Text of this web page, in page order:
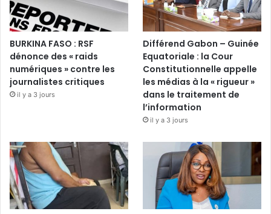
BURKINA FASO : RSF
dénonce des « raids
numériques » contre les
journalistes critiques
il y a 3 jours
Différend Gabon – Guinée
Equatoriale : la Cour
Constitutionnelle appelle
les médias à la « rigueur »
dans le traitement de
l’information
il y a 3 jours